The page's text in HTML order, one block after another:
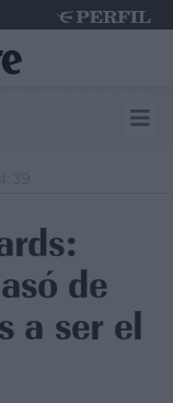
de
a ser el